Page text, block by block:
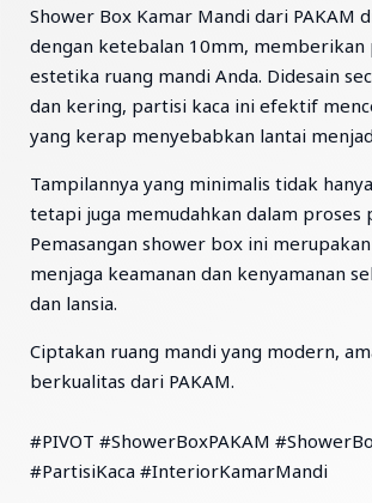
Shower Box Kamar Mandi dari PAKAM
dengan ketebalan 10mm,
estetika ruang mandi Anda. Didesain
dan kering, partisi kaca ini efektif
yang kerap menyebabkan lantai
Tampilannya yang minimalis tidak
tetapi juga memudahkan dalam
Pemasangan shower box ini
menjaga keamanan dan kenyamanan
dan lansia.
Ciptakan ruang mandi yang modern,
berkualitas dari PAKAM.
#PIVOT #ShowerBoxPAKAM
#PartisiKaca #InteriorKamarMandi